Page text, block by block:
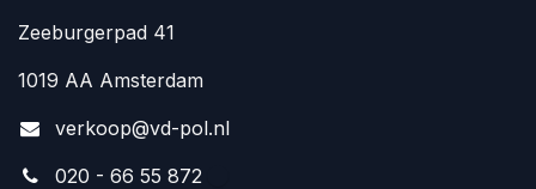
Zeeburgerpad 41
1019 AA Amsterdam
verkoop@vd-pol.nl
020 - 66 55 872